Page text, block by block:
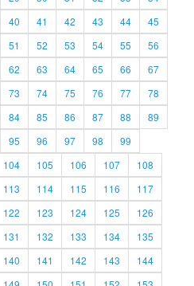
40 41 42 43 44
45
51 52 53 54 55
56
62 63 64 65 66
67
73 74 75 76 77
78
84 85 86 87 88
89
95 96 97 98
99
104 105 106 107
108
113 114 115 116
117
122 123 124 125
126
131 132 133 134
135
140 141 142 143
144